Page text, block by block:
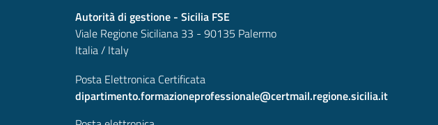
Autorità di gestione - Sicilia FSE
Viale Regione Siciliana 33 - 90135 Palermo
Italia / Italy
Posta Elettronica Certificata
dipartimento.formazioneprofessionale@certmail.regione.sicilia.it